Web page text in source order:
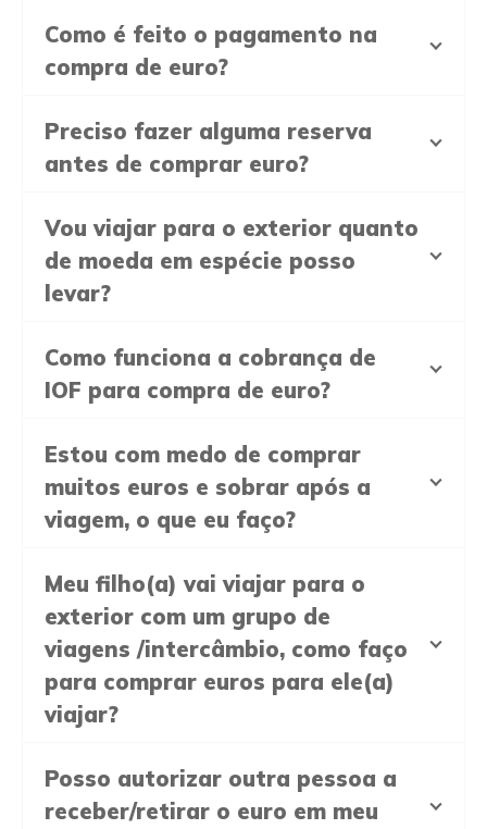
Como é feito o pagamento na
compra de euro?
Preciso fazer alguma reserva
antes de comprar euro?
Vou viajar para o exterior quanto
de moeda em espécie posso
levar?
Como funciona a cobrança de
IOF para compra de euro?
Estou com medo de comprar
muitos euros e sobrar após a
viagem, o que eu faço?
Meu filho(a) vai viajar para o
exterior com um grupo de
viagens /intercâmbio, como faço
para comprar euros para ele(a)
viajar?
Posso autorizar outra pessoa a
receber/retirar o euro em meu